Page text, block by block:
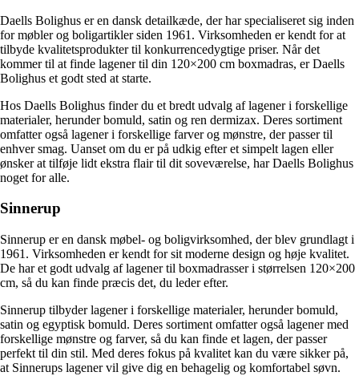
Daells Bolighus er en dansk detailkæde, der har specialiseret sig inden
for møbler og boligartikler siden 1961. Virksomheden er kendt for at
tilbyde kvalitetsprodukter til konkurrencedygtige priser. Når det
kommer til at finde lagener til din 120×200 cm boxmadras, er Daells
Bolighus et godt sted at starte.
Hos Daells Bolighus finder du et bredt udvalg af lagener i forskellige
materialer, herunder bomuld, satin og ren dermizax. Deres sortiment
omfatter også lagener i forskellige farver og mønstre, der passer til
enhver smag. Uanset om du er på udkig efter et simpelt lagen eller
ønsker at tilføje lidt ekstra flair til dit soveværelse, har Daells Bolighus
noget for alle.
Sinnerup
Sinnerup er en dansk møbel- og boligvirksomhed, der blev grundlagt i
1961. Virksomheden er kendt for sit moderne design og høje kvalitet.
De har et godt udvalg af lagener til boxmadrasser i størrelsen 120×200
cm, så du kan finde præcis det, du leder efter.
Sinnerup tilbyder lagener i forskellige materialer, herunder bomuld,
satin og egyptisk bomuld. Deres sortiment omfatter også lagener med
forskellige mønstre og farver, så du kan finde et lagen, der passer
perfekt til din stil. Med deres fokus på kvalitet kan du være sikker på,
at Sinnerups lagener vil give dig en behagelig og komfortabel søvn.